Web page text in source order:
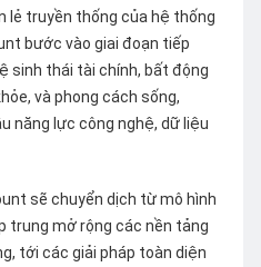
lẻ truyền thống của hệ thống
bước vào giai đoạn tiếp
sinh thái tài chính, bất động
và phong cách sống,
năng lực công nghệ, dữ liệu
sẽ chuyển dịch từ mô hình
trung mở rộng các nền tảng
tới các giải pháp toàn diện